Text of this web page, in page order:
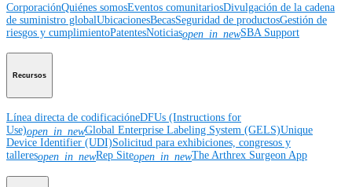
CorporaciónQuiénes somosEventos comunitariosDivulgación de la cadena
de suministro globalUbicacionesBecasSeguridad de productosGestión de
riesgos y cumplimientoPatentesNoticiasopen_in_newSBA Support
Recursos
Línea directa de codificacióneDFUs (Instructions for
Use)open_in_newGlobal Enterprise Labeling System (GELS)Unique
Device Identifier (UDI)Solicitud para exhibiciones, congresos y
talleresopen_in_newRep Siteopen_in_newThe Arthrex Surgeon App